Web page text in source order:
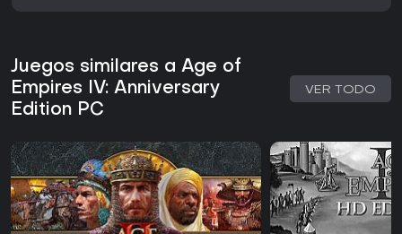
Juegos similares a Age of
Empires IV: Anniversary
Edition PC
VER TODO